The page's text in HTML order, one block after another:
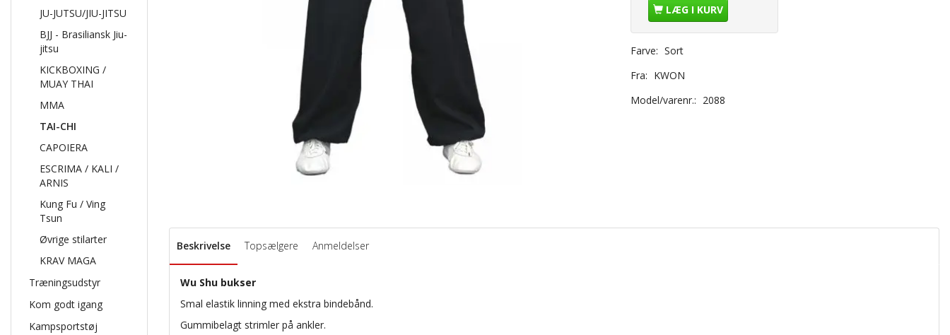
JU-JUTSU/JIU-JITSU
BJJ - Brasiliansk Jiu-
jitsu
KICKBOXING /
MUAY THAI
MMA
TAI-CHI
CAPOIERA
ESCRIMA / KALI /
ARNIS
Kung Fu / Ving
Tsun
Øvrige stilarter
KRAV MAGA
Træningsudstyr
Kom godt igang
Kampsportstøj
LÆG I KURV
Farve: Sort
Fra: KWON
Model/varenr.: 2088
Beskrivelse Topsælgere Anmeldelser
Wu Shu bukser
Smal elastik linning med ekstra bindebånd.
Gummibelagt strimler på ankler.